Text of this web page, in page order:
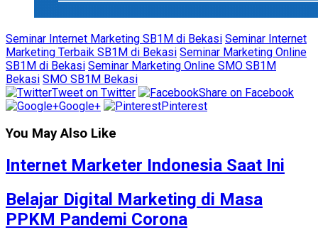
Seminar Internet Marketing SB1M di Bekasi Seminar Internet
Marketing Terbaik SB1M di Bekasi Seminar Marketing Online
SB1M di Bekasi Seminar Marketing Online SMO SB1M
Bekasi SMO SB1M Bekasi
Tweet on Twitter
Share on Facebook
Google+
Pinterest
You May Also Like
Internet Marketer Indonesia Saat Ini
Belajar Digital Marketing di Masa
PPKM Pandemi Corona